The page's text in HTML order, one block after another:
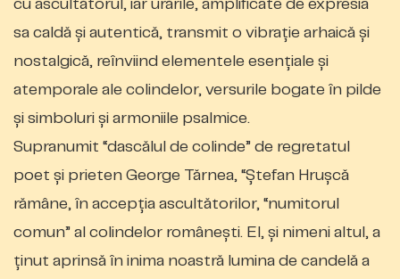
cu ascultătorul, iar urările, amplificate de expresia
sa caldă și autentică, transmit o vibrație arhaică și
nostalgică, reînviind elementele esențiale și
atemporale ale colindelor, versurile bogate în pilde
și simboluri și armoniile psalmice.
Supranumit “dascălul de colinde” de regretatul
poet și prieten George Tărnea, “Ștefan Hrușcă
rămâne, în accepţia ascultătorilor, “numitorul
comun” al colindelor românești. El, și nimeni altul, a
ţinut aprinsă în inima noastră lumina de candelă a